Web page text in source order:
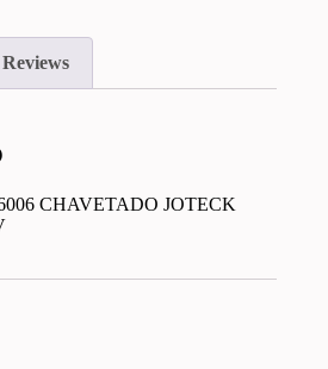
Reviews
CHAVETADO JOTECK